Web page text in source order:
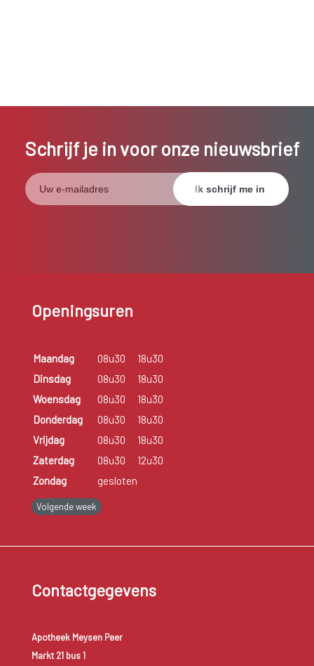
Schrijf je in voor onze nieuwsbrief
Openingsuren
Maandag 08u30
18u30
Dinsdag
08u30
18u30
Woensdag
08u30
18u30
Donderdag
08u30
18u30
Vrijdag
08u30
18u30
Zaterdag
08u30
12u30
Zondag
gesloten
Volgende week
Contactgegevens
Apotheek Meysen Peer
Markt 21 bus 1